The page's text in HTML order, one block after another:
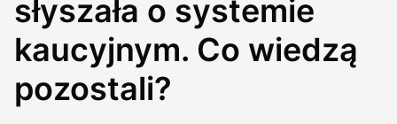
słyszała o systemie
kaucyjnym. Co wiedzą
pozostali?